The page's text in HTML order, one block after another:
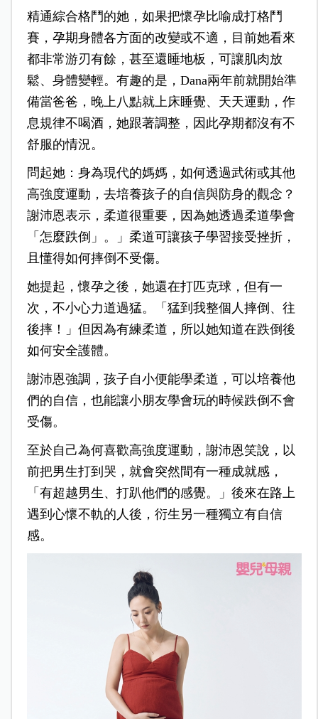
精通綜合格鬥的她，如果把懷孕比喻成打格鬥
賽，孕期身體各方面的改變或不適，目前她看來
都非常游刃有餘，甚至還睡地板，可讓肌肉放
鬆、身體變輕。 有趣的是，Dana兩年前就開始準
備當爸爸，晚上八點就上床睡覺、天天運動，作
息規律不喝酒，她跟著調整，因此孕期都沒有不
舒服的情況。
問起她：身為現代的媽媽，如何透過武術或其他
高強度運動，去培養孩子的自信與防身的觀念？
謝沛恩表示，柔道很重要，因為她透過柔道學會
「怎麼跌倒」。」柔道可讓孩子學習接受挫折，
且懂得如何摔倒不受傷。
她提起，懷孕之後，她還在打匹克球，但有一
次，不小心力道過猛。「猛到我整個人摔倒、往
後摔！」但因為有練柔道，所以她知道在跌倒後
如何安全護體。
謝沛恩強調，孩子自小便能學柔道，可以培養他
們的自信，也能讓小朋友學會玩的時候跌倒不會
受傷。
至於自己為何喜歡高強度運動，謝沛恩笑說，以
前把男生打到哭，就會突然間有一種成就感，
「有超越男生、打趴他們的感覺。」後來在路上
遇到心懷不軌的人後，衍生另一種獨立有自信
感。